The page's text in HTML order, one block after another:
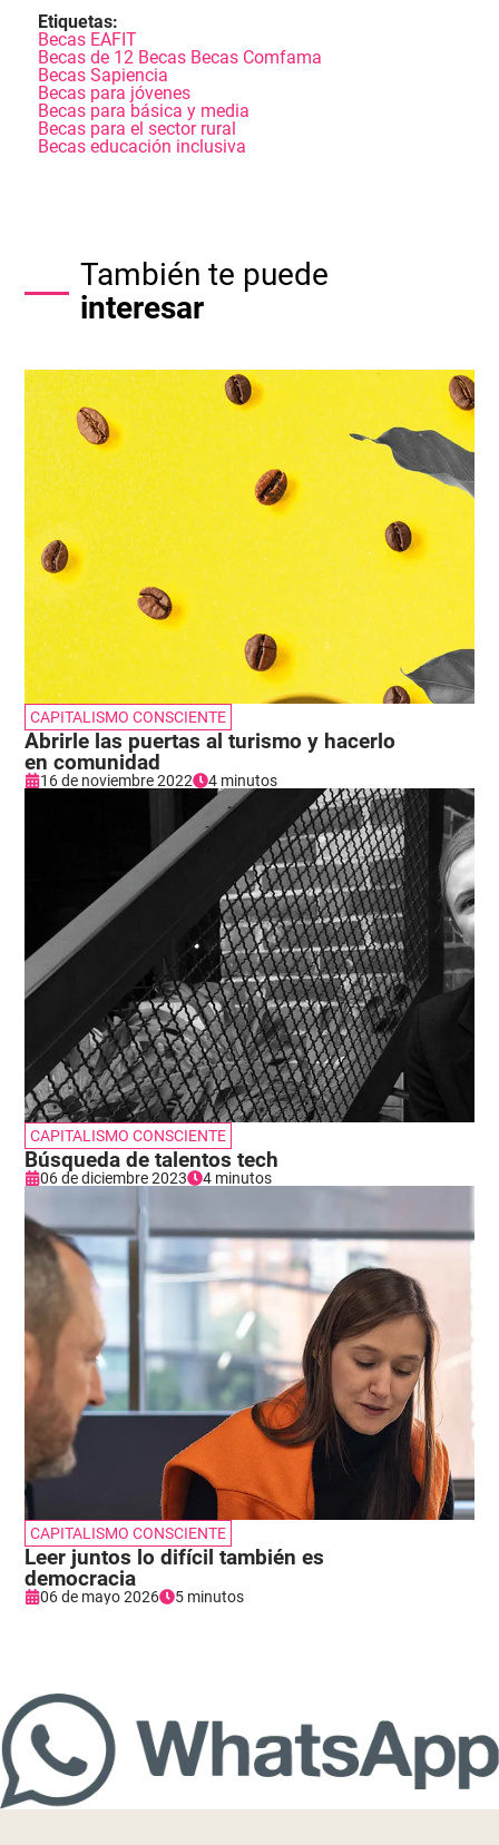
Etiquetas:
Becas EAFIT
Becas de 12 Becas Becas Comfama
Becas Sapiencia
Becas para jóvenes
Becas para básica y media
Becas para el sector rural
Becas educación inclusiva
También te puede
interesar
CAPITALISMO CONSCIENTE
Abrirle las puertas al turismo y hacerlo
en comunidad
16 de noviembre 2022 4 minutos
CAPITALISMO CONSCIENTE
Búsqueda de talentos tech
06 de diciembre 2023 4 minutos
CAPITALISMO CONSCIENTE
Leer juntos lo difícil también es
democracia
06 de mayo 2026 5 minutos